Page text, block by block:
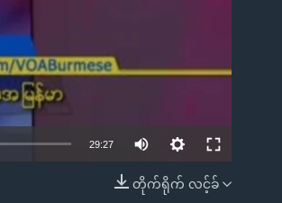
EMBED
29:27
တိုက်ရိုက် လင့်ခ်